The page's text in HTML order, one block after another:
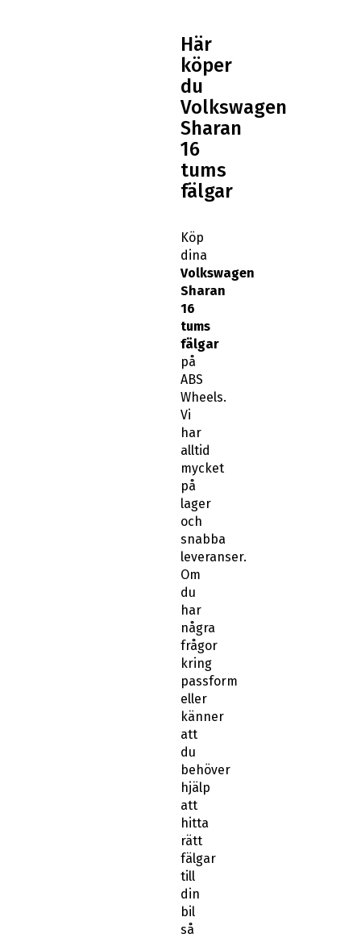
Här
köper
du
Volkswagen
Sharan
16
tums
fälgar
Köp
dina
Volkswagen
Sharan
16
tums
fälgar
på
ABS
Wheels.
Vi
har
alltid
mycket
på
lager
och
snabba
leveranser.
Om
du
har
några
frågor
kring
passform
eller
känner
att
du
behöver
hjälp
att
hitta
rätt
fälgar
till
din
bil
så